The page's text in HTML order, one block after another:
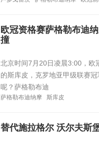
欧冠资格赛萨格勒布迪
撞
北京时间7月20日凌晨3:00，欧
的斯库皮，克罗地亚甲级联赛
呢？萨格勒布迪
萨格勒布迪纳摩 斯库皮
替代施拉格尔 沃尔夫斯